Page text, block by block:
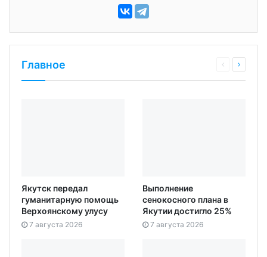
Главное
Якутск передал
гуманитарную помощь
Верхоянскому улусу
7 августа 2026
Выполнение
сенокосного плана в
Якутии достигло 25%
7 августа 2026